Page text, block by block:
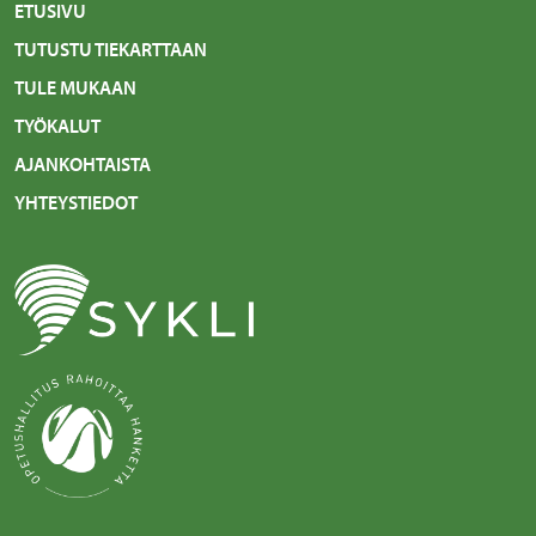
ETUSIVU
TUTUSTU TIEKARTTAAN
TULE MUKAAN
TYÖKALUT
AJANKOHTAISTA
YHTEYSTIEDOT